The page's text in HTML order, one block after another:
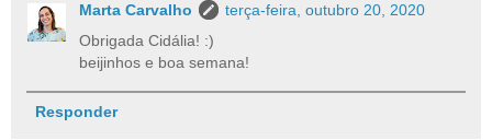
Marta Carvalho
terça-feira, outubro 20, 2020
Obrigada Cidália! :)
beijinhos e boa semana!
Responder